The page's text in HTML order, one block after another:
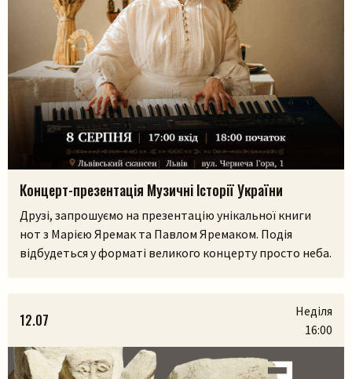
Пошук на сайті
Концерт-презентація Музичні Історії України
Друзі, запрошуємо на презентацію унікальної книги
нот з Марією Яремак та Павлом Яремаком. Подія
відбудеться у форматі великого концерту просто неба.
народилися з українських легенд, природи та музики.
На вас чекають:– презентація книги разом з авторами
Марією Яремак та Павлом Яремаком.– […]
12.07
Неділя
16:00